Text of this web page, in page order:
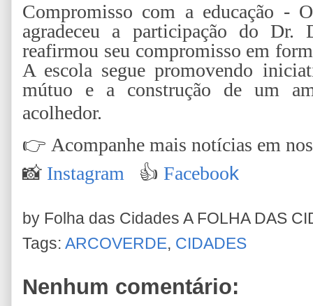
Compromisso com a educação -
agradeceu a participação do Dr.
reafirmou seu compromisso em
A escola segue promovendo
mútuo e a construção de um
acolhedor.
👉 Acompanhe mais notícias em
📸 Instagram 👍 Facebook
by Folha das Cidades A FOLHA DAS
Tags: ARCOVERDE, CIDADES
Nenhum comentário: